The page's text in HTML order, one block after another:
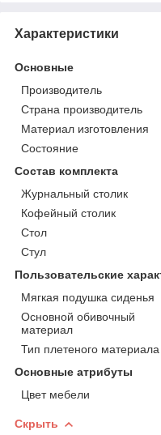
Характеристики
Основные
Производитель
Страна производитель
Материал изготовления
Состояние
Состав комплекта
Журнальный столик
Кофейный столик
Стол
Стул
Пользовательские
Мягкая подушка сиденья
Основной обивочный
материал
Тип плетеного материала
Основные атрибуты
Цвет мебели
Скрыть